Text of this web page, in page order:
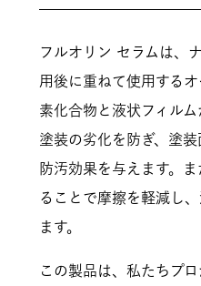
フルオリン セラムは、
用後に重ねて使用する
素化合物と液状フィルム
塗装の劣化を防ぎ、塗装
防汚効果を与えます。
ることで摩擦を軽減し
ます。
この製品は、私たちプ